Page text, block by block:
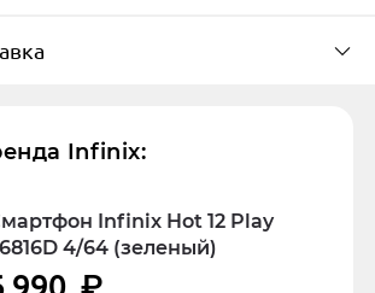
память (RAM)
4.55
рассчитана на
оплаты
Infinix:
Infinix Hot 12 Play
4/64 (зеленый)